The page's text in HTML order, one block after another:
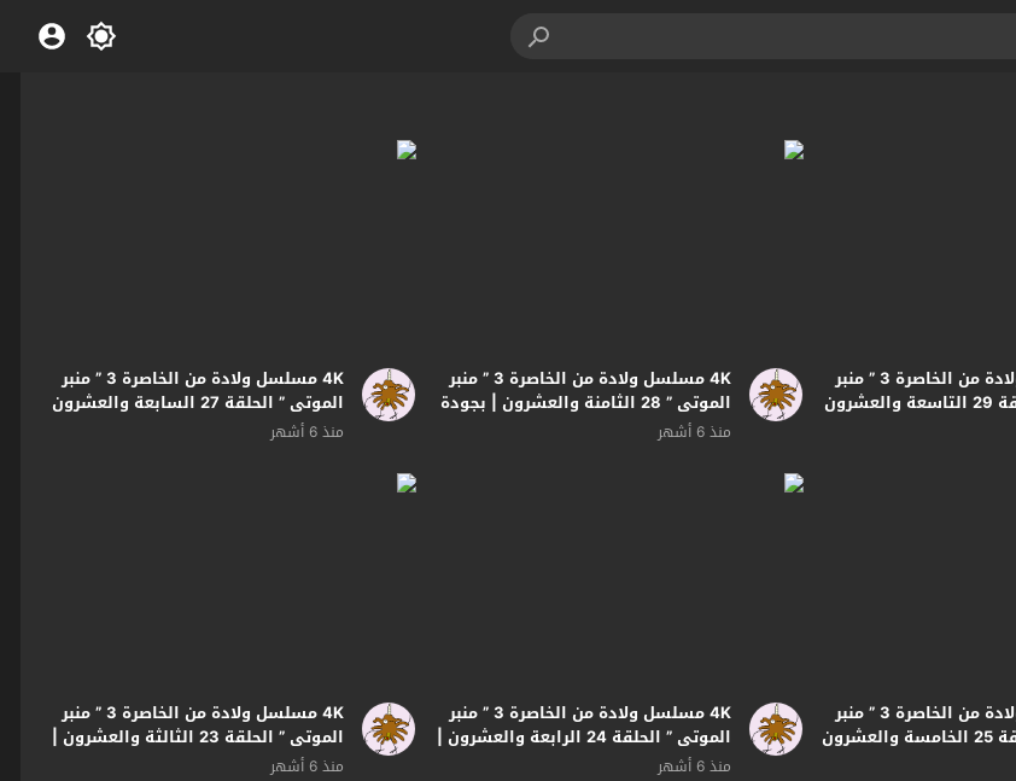
4K مسلسل ولادة من الخاصرة 3 ” منبر
الموتى ” الحلقة 29 التاسعة والعشرون
4K مسلسل ولادة من الخاصرة 3 ” منبر
الموتى ” 28 الثامنة والعشرون | بجودة
منذ 6 أشهر
4K مسلسل ولادة من الخاصرة 3 ” منبر
الموتى ” الحلقة 27 السابعة والعشرون
| بجودة
منذ 6 أشهر
4K مسلسل ولادة من الخاصرة 3 ” منبر
الموتى ” الحلقة 25 الخامسة والعشرون
4K مسلسل ولادة من الخاصرة 3 ” منبر
الموتى ” الحلقة 24 الرابعة والعشرون |
بجودة
منذ 6 أشهر
4K مسلسل ولادة من الخاصرة 3 ” منبر
الموتى ” الحلقة 23 الثالثة والعشرون |
بجودة
منذ 6 أشهر